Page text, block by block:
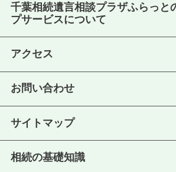
千葉相続遺言相談プラザふらっと
プサービスについて
アクセス
お問い合わせ
サイトマップ
相続の基礎知識